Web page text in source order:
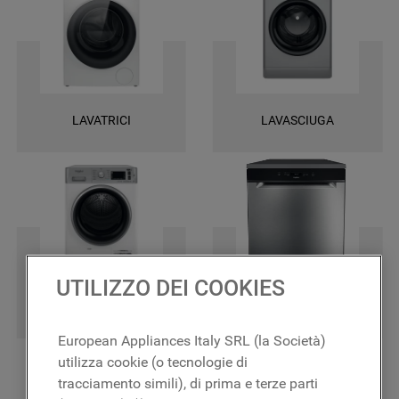
una garanzia di 2 anni su tutti i ricambi e la certezza di ottenere le
massime prestazioni.
LAVATRICI LAVASCIUGA
UTILIZZO DEI COOKIES
European Appliances Italy SRL (la Società)
utilizza cookie (o tecnologie di
tracciamento simili), di prima e terze parti